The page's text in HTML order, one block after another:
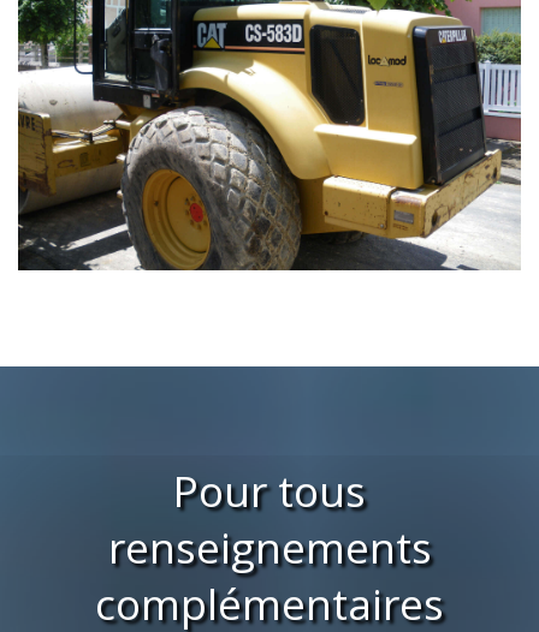
Pour tous
renseignements
complémentaires